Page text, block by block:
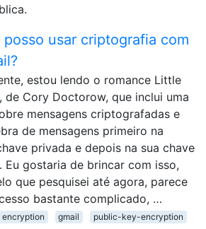
posso usar criptografia com
estou lendo o romance Little
de Cory Doctorow, que inclui uma
mensagens criptografadas e
de mensagens primeiro na
privada e depois na sua chave
Eu gostaria de brincar com isso,
que pesquisei até agora, parece
bastante complicado, …
encryption gmail public-key-encryption